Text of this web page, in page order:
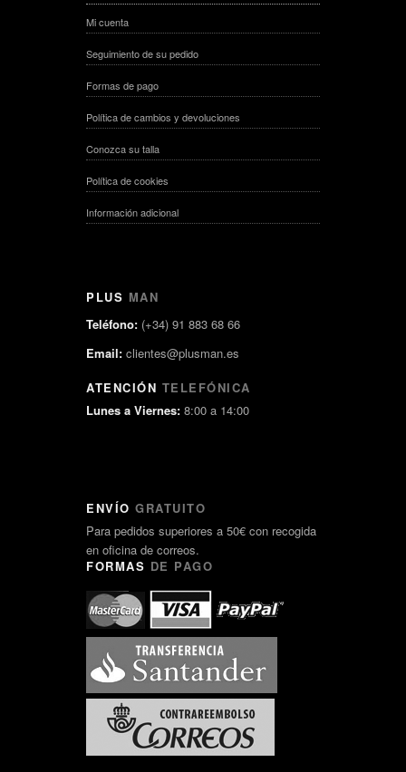
Mi cuenta
Seguimiento de su pedido
Formas de pago
Política de cambios y devoluciones
Conozca su talla
Política de cookies
Información adicional
PLUS MAN
Teléfono: (+34) 91 883 68 66
Email: clientes@plusman.es
ATENCIÓN TELEFÓNICA
Lunes a Viernes: 8:00 a 14:00
ENVÍO GRATUITO
Para pedidos superiores a 50€ con recogida
en oficina de correos.
FORMAS DE PAGO